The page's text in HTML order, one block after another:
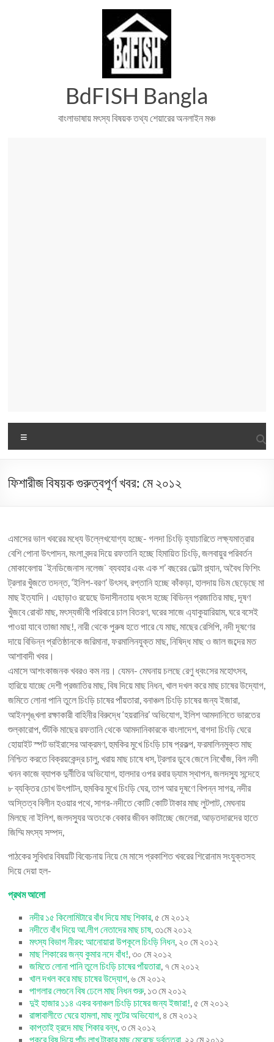
BdFISH Bangla
বাংলাভাষায় মৎস্য বিষয়ক তথ্য শেয়ারের অনলাইন মঞ্চ
ফিশারীজ বিষয়ক গুরুত্বপূর্ণ খবর: মে ২০১২
এমাসের ভাল খবরের মধ্যে উল্লেখযোগ্য হচ্ছে- গলদা চিংড়ি হ্যাচারিতে লক্ষ্যমাত্রার
বেশি পোনা উৎপাদন, মংলা বন্দর দিয়ে রফতানি হচ্ছে হিমায়িত চিংড়ি, জলবায়ুর পরিবর্তন
মোকাবেলায় `ইনডিজেনাস নলেজ` ব্যবহার এবং এক শ’ বছরের ডেল্টা প্ল্যান, অবৈধ ফিশিং
ট্রলার খুঁজতে তদন্ত, ‘ইলিশ-বরণ’ উৎসব, রপ্তানি হচ্ছে কাঁকড়া, হালদায় ডিম ছেড়েছে মা
মাছ ইত্যাদি। এছাড়াও রয়েছে উদাসীনতায় ধ্বংস হচ্ছে বিভিন্ন প্রজাতির মাছ, দূষণ
খুঁজবে রোবট মাছ, মৎস্যজীবী পরিবারে চাল বিতরণ, ঘরের সাজে এ্যাকুয়ারিয়াম, ঘরে বসেই
পাওয়া যাবে তাজা মাছ!, নারী থেকে পুরুষ হতে পারে যে মাছ, মাছের রেসিপি, নদী দূষণের
দায়ে বিভিন্ন প্রতিষ্ঠানকে জরিমানা, ফরমালিনযুক্ত মাছ, নিষিদ্ধ মাছ ও জাল জব্দের মত
আশাবাদী খবর।
এমাসে আশংকাজনক খবরও কম নয়। যেমন- মেঘনায় চলছে রেণু ধ্বংসের মহোৎসব,
হারিয়ে যাচ্ছে দেশী প্রজাতির মাছ, বিষ দিয়ে মাছ নিধন, খাল দখল করে মাছ চাষের উদ্যোগ,
জমিতে লোনা পানি তুলে চিংড়ি চাষের পাঁয়তারা, বনাঞ্চল চিংড়ি চাষের জন্য ইজারা,
আইনশৃঙ্খলা রক্ষাকারী বাহিনীর বিরুদ্ধে ‘হয়রানির’ অভিযোগ, ইলিশ আমদানিতে ভারতের
শুল্কারোপ, শুঁটকি মাছের রফতানি থেকে আমদানিকারকে বাংলাদেশ, বাগদা চিংড়ি ঘেরে
হোয়াইট স্পট ভাইরাসের আক্রমণ, হুমকির মুখে চিংড়ি চাষ প্রকল্প, ফরমালিনমুক্ত মাছ
নিশ্চিত করতে বিক্রয়কেন্দ্র চালু, খরায় মাছ চাষে ধস, ট্রলার ডুবে জেলে নিখোঁজ, বিল নদী
খনন কাজে ব্যাপক দুর্নীতির অভিযোগ, হালদার ওপর রবার ড্যাম স্থাপন, জলদস্যু সন্দেহে
৮ ব্যক্তির চোখ উৎপাটন, হুমকির মুখে চিংড়ি ঘের, তাপ আর দূষণে বিপন্ন সাগর, নদীর
অস্তিত্ব বিলীন হওয়ার পথে, সাগর-নদীতে কোটি কোটি টাকার মাছ লুটপাট, মেঘনায়
মিলছে না ইলিশ, জলদস্যুর অতংকে বেকার জীবন কাটাচ্ছে জেলেরা, আড়তদারদের হাতে
জিম্মি মৎস্য সম্পদ,
পাঠকের সুবিধার বিষয়টি বিবেচনায় নিয়ে মে মাসে প্রকাশিত খবরের শিরোনাম সংযুক্তসহ
দিয়ে দেয়া হল-
প্রথম আলো
নদীর ১৫ কিলোমিটারে বাঁধ দিয়ে মাছ শিকার, ৫ মে ২০১২
নদীতে বাঁধ দিয়ে আ.লীগ নেতাদের মাছ চাষ, ৩১মে ২০১২
মৎস্য বিভাগ নীরব: আনোয়ারা উপকূলে চিংড়ি নিধন, ২০ মে ২০১২
মাছ শিকারের জন্য কুমার নদে বাঁধ!, ৩০ মে ২০১২
জমিতে লোনা পানি তুলে চিংড়ি চাষের পাঁয়তারা, ৭ মে ২০১২
খাল দখল করে মাছ চাষের উদ্যোগ, ৬ মে ২০১২
পাগলার লেগুনে বিষ ঢেলে মাছ নিধন শুরু, ১৩ মে ২০১২
দুই হাজার ১১৪ একর বনাঞ্চল চিংড়ি চাষের জন্য ইজারা!, ৫ মে ২০১২
রাঙ্গাবালীতে ঘেরে হামলা, মাছ লুটের অভিযোগ, ৪ মে ২০১২
কাপ্তাই হ্রদে মাছ শিকার বন্ধ, ৩ মে ২০১২
পুকুরে বিষ দিয়ে পাঁচ লাখ টাকার মাছ মেরেছে দুর্বৃত্তরা, ২২ মে ২০১২